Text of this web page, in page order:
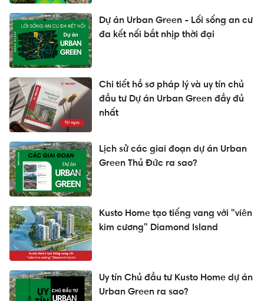
Dự án Urban Green - Lối sống an cư
đa kết nối bắt nhịp thời đại
Chi tiết hồ sơ pháp lý và uy tín chủ
đầu tư Dự án Urban Green đầy đủ
nhất
Lịch sử các giai đoạn dự án Urban
Green Thủ Đức ra sao?
Kusto Home tạo tiếng vang với "viên
kim cương" Diamond Island
Uy tín Chủ đầu tư Kusto Home dự án
Urban Green ra sao?